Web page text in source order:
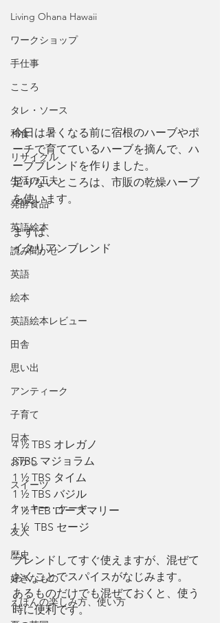
Living Ohana Hawaii
ワークショップ
手仕事
こころ
タレ・ソース
和食
リサイクル
生活の工夫
発酵食品
英語絵本
読み聞かせ
英語
絵本
英語絵本レビュー
田舎
思い出
アンティーク
子育て
日本
おかし
スイーツ
クッキー・ケーキ
友人
歴史
好きなもの
えほんの楽しみ方、使い方
今日は暑くなる前に宿根のハーブやポ
ーチで育てているハーブを摘んで、ハ
ーブブレンドを作りました。
足りないところは、市販の乾燥ハーブ
を使います。
まずは、
イタリアンブレンド
4 ½ TBS オレガノ
3TBS マジョラム
1 ½ TBS タイム
1 ½ TBS バジル
1 ½ TEB ローズマリー
1 ½  TBS セージ
ブレンドしてすぐ使えますが、混ぜて
おくことでスパイスがなじみます。
あるものだけでも混ぜておくと、使う
時に便利です。